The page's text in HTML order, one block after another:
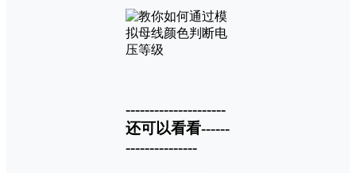
---------------------
还可以看看------
---------------